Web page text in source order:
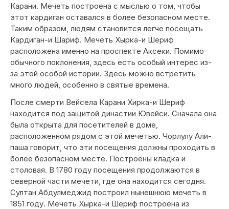
Карани. Мечеть построена с мыслью о том, чтобы
этот кардиган оставался в более безопасном месте.
Таким образом, людям становится легче посещать
Кардиган-и Шариф. Мечеть Хырка-и Шериф
расположена именно на проспекте Аксеки. Помимо
обычного поклонения, здесь есть особый интерес из-
за этой особой истории. Здесь можно встретить
много людей, особенно в святые времена.
После смерти Вейсела Карани Хирка-и Шериф
находится под защитой династии Ювейси. Сначала она
была открыта для посетителей в доме,
расположенном рядом с этой мечетью. Чорлулу Али-
паша говорит, что эти посещения должны проходить в
более безопасном месте. Построены кладка и
столовая. В 1780 году посещения продолжаются в
северной части мечети, где она находится сегодня.
Султан Абдулмеджид построил нынешнюю мечеть в
1851 году. Мечеть Хырка-и Шериф построена из